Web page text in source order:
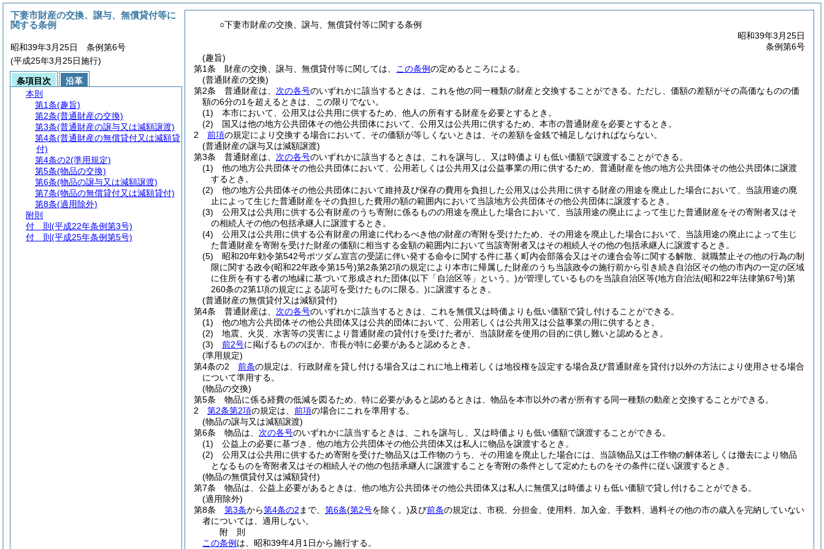
○下妻市財産の交換、譲与、無償貸付等に関する条例
昭和39年3月25日
条例第6号
(趣旨)
第1条
財産の交換、譲与、無償貸付等に関しては、 この条例の定めるところによる。
(普通財産の交換)
第2条
普通財産は、 次の各号のいずれかに該当するときは、これを他の同一種類の財産と交換することができる。 ただし、価額の差額がその高価なものの価
額の6分の1を超えるときは、この限りでない。
(1)
本市において、公用又は公共用に供するため、他人の所有する財産を必要とするとき。
(2)
国又は他の地方公共団体その他公共団体において、公用又は公共用に供するため、本市の普通財産を必要とするとき。
2
前項の規定により交換する場合において、その価額が等しくないときは、その差額を金銭で補足しなければならない。
(普通財産の譲与又は減額譲渡)
第3条
普通財産は、 次の各号のいずれかに該当するときは、これを譲与し、又は時価よりも低い価額で譲渡することができる。
(1)
他の地方公共団体その他公共団体において、公用若しくは公共用又は公益事業の用に供するため、普通財産を他の地方公共団体その他公共団体に譲渡
するとき。
(2)
他の地方公共団体その他公共団体において維持及び保存の費用を負担した公用又は公共用に供する財産の用途を廃止した場合において、当該用途の廃
止によって生じた普通財産をその負担した費用の額の範囲内において当該地方公共団体その他公共団体に譲渡するとき。
(3)
公用又は公共用に供する公有財産のうち寄附に係るものの用途を廃止した場合において、当該用途の廃止によって生じた普通財産をその寄附者又はそ
の相続人その他の包括承継人に譲渡するとき。
(4)
公用又は公共用に供する公有財産の用途に代わるべき他の財産の寄附を受けたため、その用途を廃止した場合において、当該用途の廃止によって生じ
た普通財産を寄附を受けた財産の価額に相当する金額の範囲内において当該寄附者又はその相続人その他の包括承継人に譲渡するとき。
(5)
昭和20年勅令第542号ポツダム宣言の受諾に伴い発する命令に関する件に基く町内会部落会又はその連合会等に関する解散、就職禁止その他の行為の制
限に関する政令(昭和22年政令第15号)第2条第2項の規定により本市に帰属した財産のうち当該政令の施行前から引き続き自治区その他の市内の一定の区域
に住所を有する者の地縁に基づいて形成された団体(以下「自治区等」という。)が管理しているものを当該自治区等(地方自治法(昭和22年法律第67号)第
260条の2第1項の規定による認可を受けたものに限る。)に譲渡するとき。
(普通財産の無償貸付又は減額貸付)
第4条
普通財産は、 次の各号のいずれかに該当するときは、これを無償又は時価よりも低い価額で貸し付けることができる。
(1)
他の地方公共団体その他公共団体又は公共的団体において、公用若しくは公共用又は公益事業の用に供するとき。
(2)
地震、火災、水害等の災害により普通財産の貸付けを受けた者が、当該財産を使用の目的に供し難いと認めるとき。
(3)
前2号に掲げるもののほか、市長が特に必要があると認めるとき。
(準用規定)
第4条の2
前条の規定は、行政財産を貸し付ける場合又はこれに地上権若しくは地役権を設定する場合及び普通財産を貸付け以外の方法により使用させる場合
について準用する。
(物品の交換)
第5条
物品に係る経費の低減を図るため、特に必要があると認めるときは、物品を本市以外の者が所有する同一種類の動産と交換することができる。
2
第2条第2項の規定は、 前項の場合にこれを準用する。
(物品の譲与又は減額譲渡)
第6条
物品は、 次の各号のいずれかに該当するときは、これを譲与し、又は時価よりも低い価額で譲渡することができる。
(1)
公益上の必要に基づき、他の地方公共団体その他公共団体又は私人に物品を譲渡するとき。
(2)
公用又は公共用に供するため寄附を受けた物品又は工作物のうち、その用途を廃止した場合には、当該物品又は工作物の解体若しくは撤去により物品
となるものを寄附者又はその相続人その他の包括承継人に譲渡することを寄附の条件として定めたものをその条件に従い譲渡するとき。
(物品の無償貸付又は減額貸付)
第7条
物品は、公益上必要があるときは、他の地方公共団体その他公共団体又は私人に無償又は時価よりも低い価額で貸し付けることができる。
(適用除外)
第8条
第3条から第4条の2 まで、 第6条(第2号を除く。)及び前条の規定は、市税、分担金、使用料、加入金、手数料、過料その他の市の歳入を完納していない
者については、適用しない。
附 則
この条例 は、昭和39年4月1日から施行する。
下妻市財産の交換、譲与、無償貸付等に
関する条例
昭和39年3月25日 条例第6号
(平成25年3月25日施行)
条項目次
沿革
本則
第1条(趣旨)
第2条(普通財産の交換)
第3条(普通財産の譲与又は減額譲渡)
第4条(普通財産の無償貸付又は減額貸
付)
第4条の2(準用規定)
第5条(物品の交換)
第6条(物品の譲与又は減額譲渡)
第7条(物品の無償貸付又は減額貸付)
第8条(適用除外)
附則
付 則 (平成22年条例第3号)
付 則 (平成25年条例第5号)